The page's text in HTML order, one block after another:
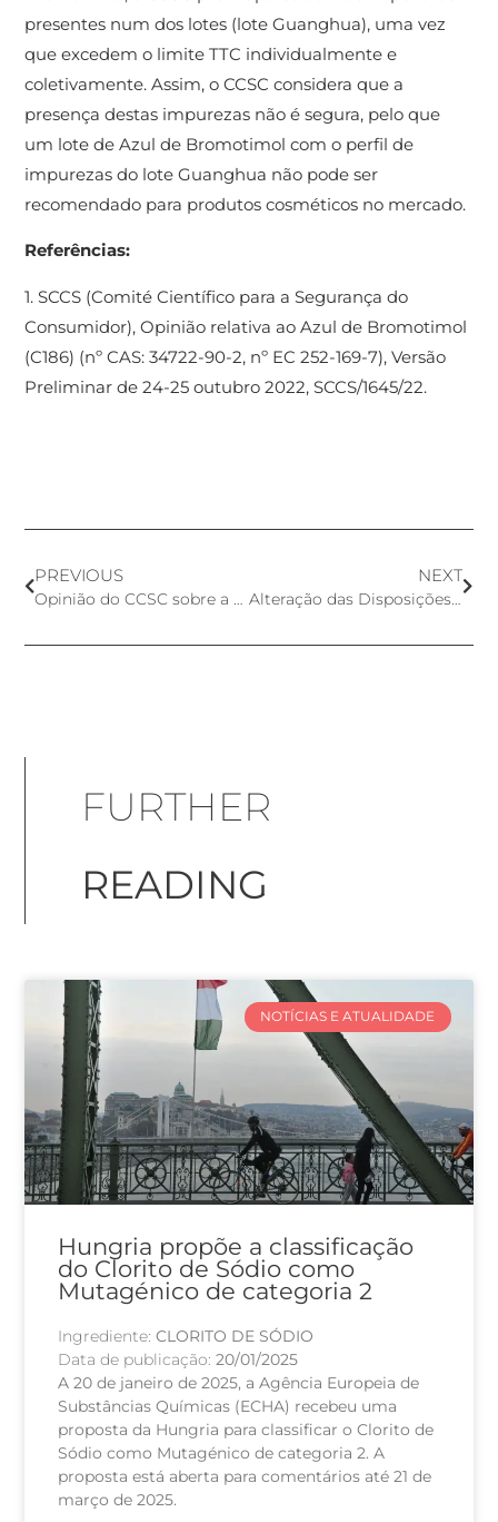
presentes num dos lotes (lote Guanghua), uma vez
que excedem o limite TTC individualmente e
coletivamente. Assim, o CCSC considera que a
presença destas impurezas não é segura, pelo que
um lote de Azul de Bromotimol com o perfil de
impurezas do lote Guanghua não pode ser
recomendado para produtos cosméticos no mercado.
Referências:
1. SCCS (Comité Científico para a Segurança do
Consumidor), Opinião relativa ao Azul de Bromotimol
(C186) (nº CAS: 34722-90-2, nº EC 252-169-7), Versão
Preliminar de 24-25 outubro 2022, SCCS/1645/22.
PREVIOUS
Opinião do CCSC sobre a segurança do Triclocarban e Triclosan
NEXT
Alteração das Disposições Transitórias do RDM e do RDMDIV da União Europeia
FURTHER
READING
NOTÍCIAS E ATUALIDADE
Hungria propõe a classificação
do Clorito de Sódio como
Mutagénico de categoria 2
Ingrediente:CLORITO DE SÓDIO
Data de publicação:20/01/2025
A 20 de janeiro de 2025, a Agência Europeia de
Substâncias Químicas (ECHA) recebeu uma
proposta da Hungria para classificar o Clorito de
Sódio como Mutagénico de categoria 2. A
proposta está aberta para comentários até 21 de
março de 2025.